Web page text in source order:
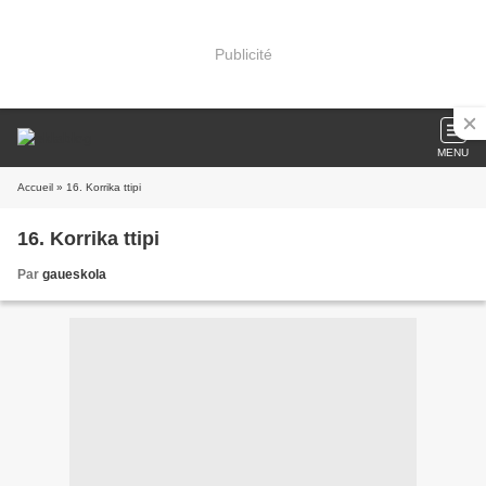
Publicité
MENU
Accueil » 16. Korrika ttipi
16. Korrika ttipi
Par gaueskola